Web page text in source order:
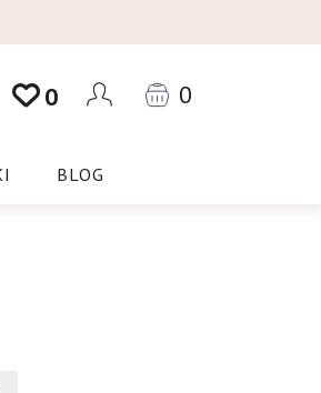
0 0
BLOG